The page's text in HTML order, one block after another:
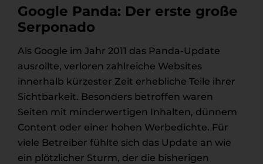
Google Panda: Der erste große
Serponado
Als Google im Jahr 2011 das Panda-Update
ausrollte, verloren zahlreiche Websites
innerhalb kürzester Zeit erhebliche Teile ihrer
Sichtbarkeit. Besonders betroffen waren
Seiten mit minderwertigen Inhalten, dünnem
Content oder einer hohen Werbedichte. Für
viele Betreiber fühlte sich das Update an wie
ein plötzlicher Sturm, der die bisherigen